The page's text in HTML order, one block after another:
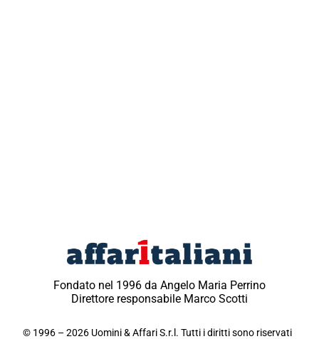
Fondato nel 1996 da Angelo Maria Perrino
Direttore responsabile Marco Scotti
© 1996 – 2026 Uomini & Affari S.r.l. Tutti i diritti sono riservati